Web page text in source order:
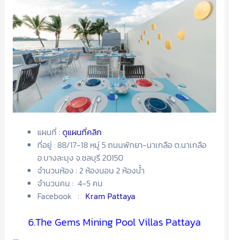
แผนที่ : ดูแผนที่คลิก
ที่อยู่ : 88/17-18 หมู่ 5 ถนนพัทยา-นาเกลือ ต.นาเกลือ
อ.บางละมุง จ.ชลบุรี 20150
จำนวนห้อง : 2 ห้องนอน 2 ห้องน้ำ
จำนวนคน : 4-5 คน
Facebook : Kram Pattaya
6.The Gems Mining Pool Villas Pattaya